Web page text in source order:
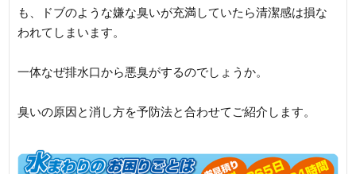
も、ドブのような嫌な臭いが充満していたら清潔感は損な
われてしまいます。
一体なぜ排水口から悪臭がするのでしょうか。
臭いの原因と消し方を予防法と合わせてご紹介します。